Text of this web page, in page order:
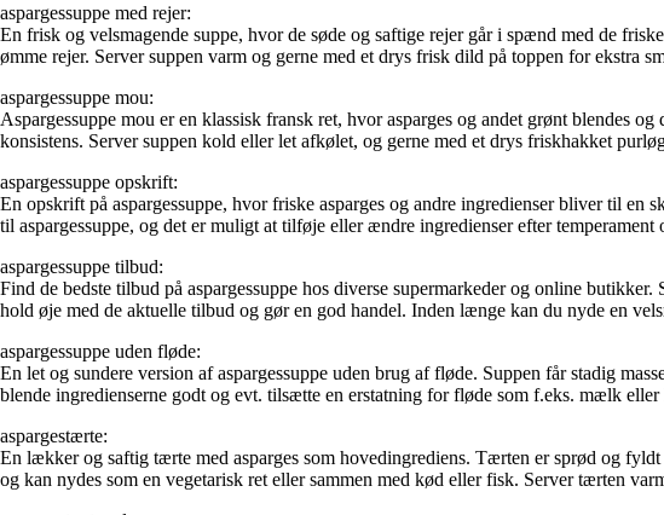
aspargessuppe med rejer:
En frisk og velsmagende suppe, hvor de søde og saftige rejer går i spænd med de
ømme rejer. Server suppen varm og gerne med et drys frisk dild på toppen for ekstra
aspargessuppe mou:
Aspargessuppe mou er en klassisk fransk ret, hvor asparges og andet grønt blendes
konsistens. Server suppen kold eller let afkølet, og gerne med et drys friskhakket
aspargessuppe opskrift:
En opskrift på aspargessuppe, hvor friske asparges og andre ingredienser bliver til
til aspargessuppe, og det er muligt at tilføje eller ændre ingredienser efter
aspargessuppe tilbud:
Find de bedste tilbud på aspargessuppe hos diverse supermarkeder og online
hold øje med de aktuelle tilbud og gør en god handel. Inden længe kan du nyde en
aspargessuppe uden fløde:
En let og sundere version af aspargessuppe uden brug af fløde. Suppen får stadig
blende ingredienserne godt og evt. tilsætte en erstatning for fløde som f.eks. mælk
aspargestærte:
En lækker og saftig tærte med asparges som hovedingrediens. Tærten er sprød og
og kan nydes som en vegetarisk ret eller sammen med kød eller fisk. Server tærten